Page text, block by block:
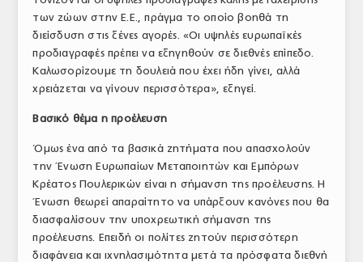
των ζώων στην Ε.Ε., πράγμα το οποίο βοηθά τη
διείσδυση στις ξένες αγορές. «Οι υψηλές ευρωπαϊκές
προδιαγραφές πρέπει να εξηγηθούν σε διεθνές επίπεδο.
Καλωσορίζουμε τη δουλειά που έχει ήδη γίνει, αλλά
χρειάζεται να γίνουν περισσότερα», εξηγεί.
Βασικό θέμα η προέλευση
Όμως ένα από τα βασικά ζητήματα που απασχολούν
την Ένωση Ευρωπαίων Μεταποιητών και Εμπόρων
Κρέατος Πουλερικών είναι η σήμανση της προέλευσης. Η
Ένωση θεωρεί απαραίτητο να υπάρξουν κανόνες που θα
διασφαλίσουν την υποχρεωτική σήμανση της
προέλευσης. Επειδή οι πολίτες ζητούν περισσότερη
διαφάνεια και ιχνηλασιμότητα μετά τα πρόσφατα διεθνή